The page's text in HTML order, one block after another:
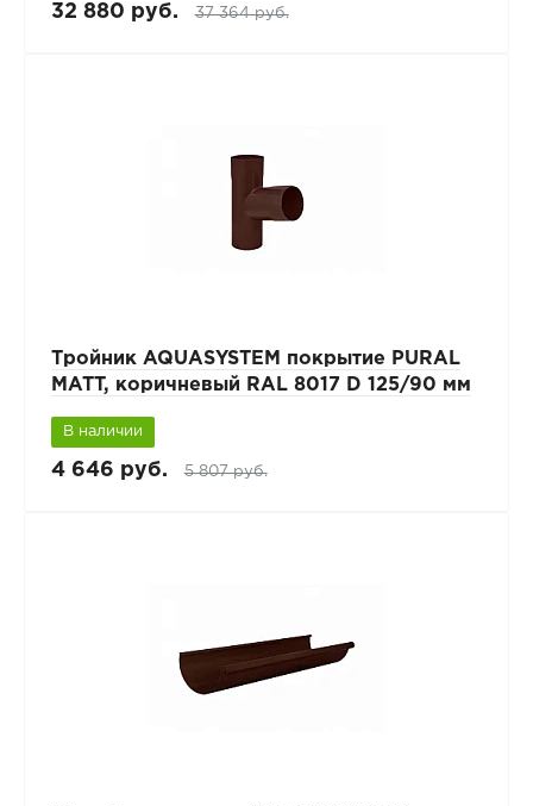
32 880 руб. 37 364 руб.
Тройник AQUASYSTEM покрытие PURAL
MATT, коричневый RAL 8017 D 125/90 мм
В наличии
4 646 руб. 5 807 руб.